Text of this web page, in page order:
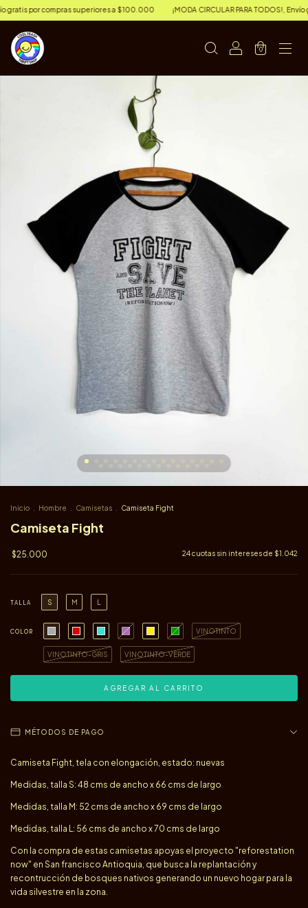
gratis por compras superiores a $100.000 ¡MODA CIRCULAR PARA TODOS!,
0
Inicio Hombre Camisetas Camiseta Fight
Camiseta Fight
$25.000 24cuotas sin intereses de $1.042
TALLA S M L
COLOR VINOTINTO
VINOTINTO-GRIS VINOTINTO-VERDE
MÉTODOS DE PAGO
Camiseta Fight, tela con elongación, estado: nuevas
Medidas, talla S: 48 cms de ancho x 66 cms de largo
Medidas, talla M: 52 cms de ancho x 69 cms de largo
Medidas, talla L: 56 cms de ancho x 70 cms de largo
Con la compra de estas camisetas apoyas el proyecto "reforestation
now" en San francisco Antioquia, que busca la replantación y
recontrucción de bosques nativos generando un nuevo hogar para la
vida silvestre en la zona.